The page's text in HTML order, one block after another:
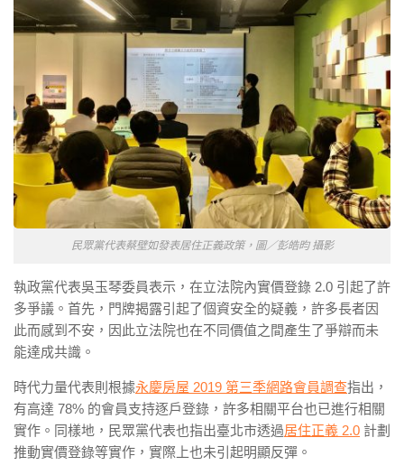
民眾黨代表蔡壁如發表居住正義政策，圖／彭皓昀 攝影
執政黨代表吳玉琴委員表示，在立法院內實價登錄 2.0 引起了許
多爭議。首先，門牌揭露引起了個資安全的疑義，許多長者因
此而感到不安，因此立法院也在不同價值之間產生了爭辯而未
能達成共識。
時代力量代表則根據永慶房屋 2019 第三季網路會員調查指出，
有高達 78% 的會員支持逐戶登錄，許多相關平台也已進行相關
實作。同樣地，民眾黨代表也指出臺北市透過居住正義 2.0 計劃
推動實價登錄等實作，實際上也未引起明顯反彈。